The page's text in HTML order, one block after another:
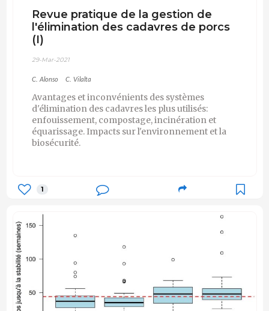
Revue pratique de la gestion de
l'élimination des cadavres de porcs
(I)
29-Mar-2021
C. Alonso C. Vilalta
Avantages et inconvénients des systèmes
d'élimination des cadavres les plus utilisés:
enfouissement, compostage, incinération et
équarissage. Impacts sur l'environnement et la
biosécurité.
1